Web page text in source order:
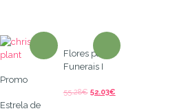
Promo
Estrela de
Flores para
Funerais I
55.28€ 52.03€